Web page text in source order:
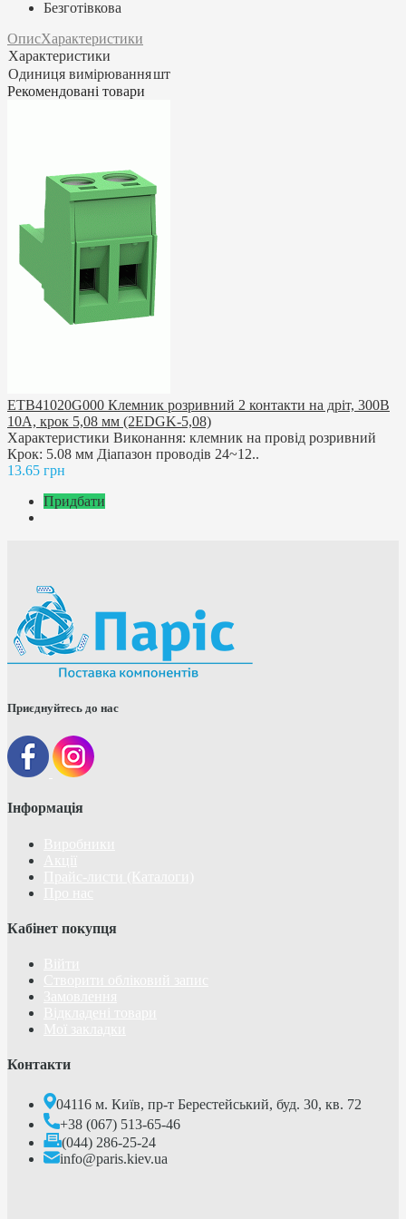
Безготівкова
ОписХарактеристики
Характеристики
Одиниця вимірюванняшт
Рекомендовані товари
ETB41020G000 Клемник розривний 2 контакти на дріт, 300В
10A, крок 5,08 мм (2EDGK-5,08)
Характеристики Виконання: клемник на провід розривний
Крок: 5.08 мм Діапазон проводів 24~12..
13.65 грн
Придбати
Приєднуйтесь до нас
Інформація
Кабінет покупця
Контакти
04116 м. Київ, пр-т Берестейський, буд. 30, кв. 72
+38 (067) 513-65-46
(044) 286-25-24
info@paris.kiev.ua